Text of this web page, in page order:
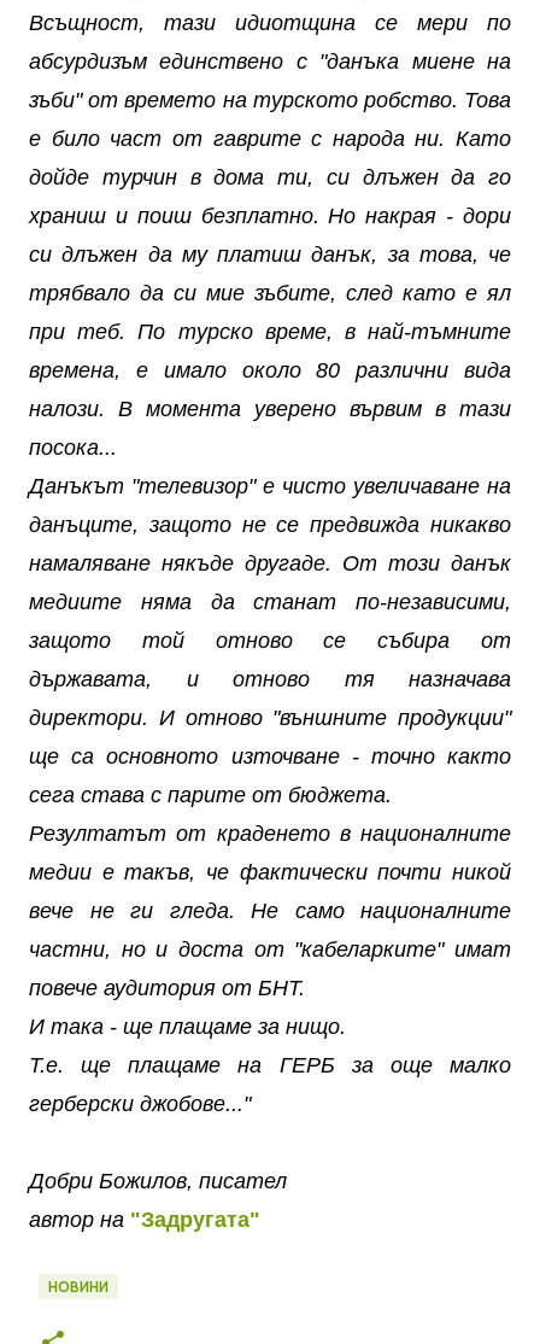
Всъщност, тази идиотщина се мери по
абсурдизъм единствено с "данъка миене на
зъби" от времето на турското робство. Това
е било част от гаврите с народа ни. Като
дойде турчин в дома ти, си длъжен да го
храниш и поиш безплатно. Но накрая - дори
си длъжен да му платиш данък, за това, че
трябвало да си мие зъбите, след като е ял
при теб. По турско време, в най-тъмните
времена, е имало около 80 различни вида
налози. В момента уверено вървим в тази
посока...
Данъкът "телевизор" е чисто увеличаване на
данъците, защото не се предвижда никакво
намаляване някъде другаде. От този данък
медиите няма да станат по-независими,
защото той отново се събира от
държавата, и отново тя назначава
директори. И отново "външните продукции"
ще са основното източване - точно както
сега става с парите от бюджета.
Резултатът от краденето в националните
медии е такъв, че фактически почти никой
вече не ги гледа. Не само националните
частни, но и доста от "кабеларките" имат
повече аудитория от БНТ.
И така - ще плащаме за нищо.
Т.е. ще плащаме на ГЕРБ за още малко
герберски джобове..."
Добри Божилов, писател
автор на "Задругата"
НОВИНИ